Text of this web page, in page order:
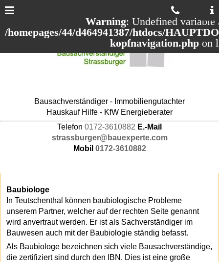
Warning: Undefined variable
/homepages/44/d464941387/htdocs/
kopfnavigation.php on
Bausachverständiger - Immobiliengutachter
Hauskauf Hilfe - KfW Energieberater
Telefon 0172-3610882 E.-Mail
strassburger@bauexperte.com
Mobil 0172-3610882
Baubiologe
In Teutschenthal können baubiologische Probleme
unserem Partner, welcher auf der rechten Seite genannt
wird anvertraut werden. Er ist als Sachverständiger im
Bauwesen auch mit der Baubiologie ständig befasst.
Als Baubiologe bezeichnen sich viele Bausachverständige,
die zertifiziert sind durch den IBN. Dies ist eine große